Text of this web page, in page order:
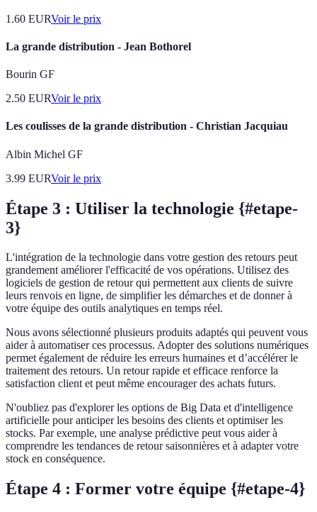
1.60 EURVoir le prix
La grande distribution - Jean Bothorel
Bourin GF
2.50 EURVoir le prix
Les coulisses de la grande distribution - Christian Jacquiau
Albin Michel GF
3.99 EURVoir le prix
Étape 3 : Utiliser la technologie {#etape-
3}
L'intégration de la technologie dans votre gestion des retours peut
grandement améliorer l'efficacité de vos opérations. Utilisez des
logiciels de gestion de retour qui permettent aux clients de suivre
leurs renvois en ligne, de simplifier les démarches et de donner à
votre équipe des outils analytiques en temps réel.
Nous avons sélectionné plusieurs produits adaptés qui peuvent vous
aider à automatiser ces processus. Adopter des solutions numériques
permet également de réduire les erreurs humaines et d’accélérer le
traitement des retours. Un retour rapide et efficace renforce la
satisfaction client et peut même encourager des achats futurs.
N'oubliez pas d'explorer les options de Big Data et d'intelligence
artificielle pour anticiper les besoins des clients et optimiser les
stocks. Par exemple, une analyse prédictive peut vous aider à
comprendre les tendances de retour saisonnières et à adapter votre
stock en conséquence.
Étape 4 : Former votre équipe {#etape-4}